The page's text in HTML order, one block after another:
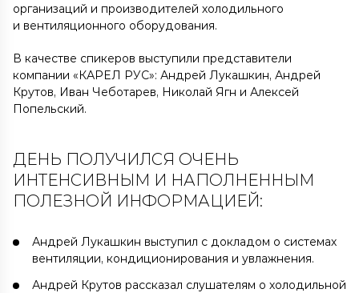
организаций и производителей холодильного
и вентиляционного оборудования.
В качестве спикеров выступили представители
компании «КАРЕЛ РУС»: Андрей Лукашкин, Андрей
Крутов, Иван Чеботарев, Николай Ягн и Алексей
Попельский.
ДЕНЬ ПОЛУЧИЛСЯ ОЧЕНЬ
ИНТЕНСИВНЫМ И НАПОЛНЕННЫМ
ПОЛЕЗНОЙ ИНФОРМАЦИЕЙ:
Андрей Лукашкин выступил с докладом о системах
вентиляции, кондиционирования и увлажнения.
Андрей Крутов рассказал слушателям о холодильной